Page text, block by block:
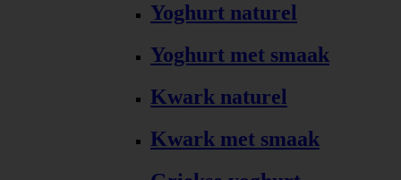
Yoghurt naturel
Yoghurt met smaak
Kwark naturel
Kwark met smaak